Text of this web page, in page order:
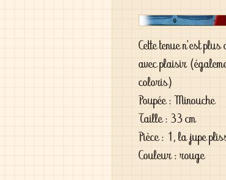
Cette tenue n'est
avec plaisir
coloris)
Poupée : Minouche
Taille : 33 cm
Pièce : 1, la jupe
Couleur : rouge